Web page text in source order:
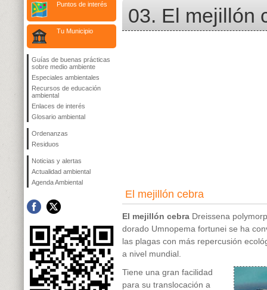
Puntos de interés
Tu Municipio
Guías de buenas prácticas
sobre medio ambiente
Especiales ambientales
Recursos de educación
ambiental
Enlaces de interés
Glosario ambiental
Ordenanzas
Residuos
Noticias y alertas
Actualidad ambiental
Agenda Ambiental
03. El mejillón
El mejillón cebra
El mejillón cebra Dreissena
dorado Umnopema fortunei se ha
las plagas con más repercusión
a nivel mundial.
Tiene una gran facilidad
para su translocación a